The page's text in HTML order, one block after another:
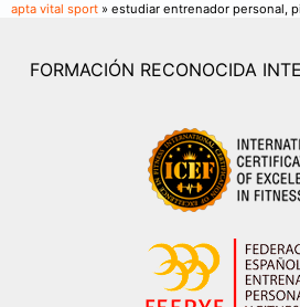
apta vital sport » estudiar entrenador personal,
FORMACIÓN RECONOCIDA